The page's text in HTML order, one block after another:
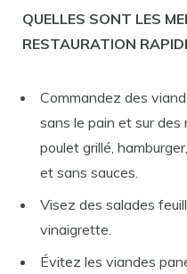
QUELLES SONT LES
RESTAURATION
Commandez des
sans le pain et sur des
poulet grillé,
et sans sauces.
Visez des salades
vinaigrette.
Évitez les viandes